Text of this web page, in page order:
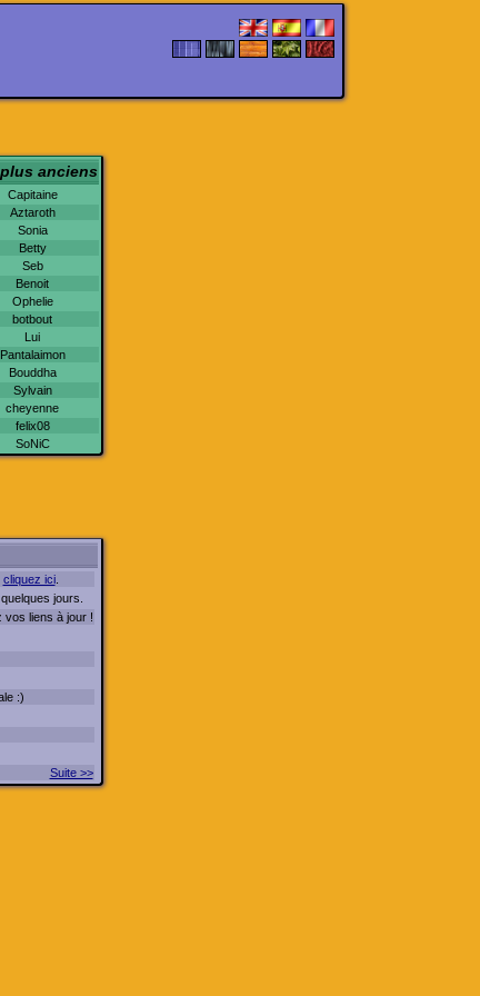
anciens
Capitaine
Aztaroth
Sonia
Betty
Seb
Benoit
Ophelie
botbout
Lui
Pantalaimon
Bouddha
Sylvain
cheyenne
felix08
SoNiC
cliquez ici.
jours.
vos liens à jour !
:)
Suite >>